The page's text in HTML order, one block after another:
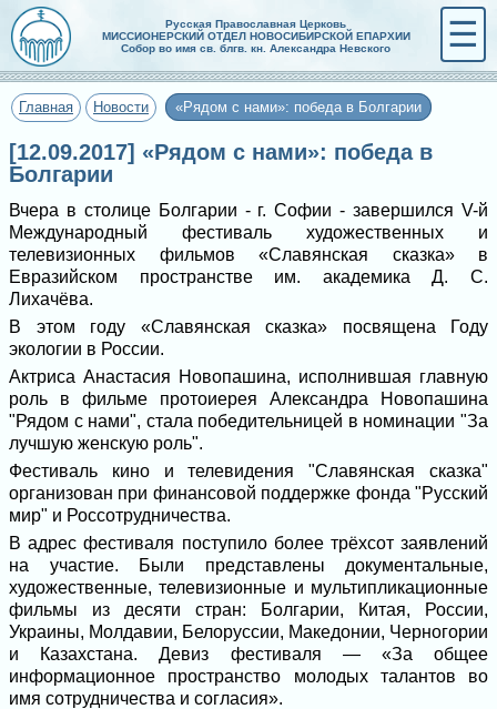
Русская Православная Церковь
МИССИОНЕРСКИЙ ОТДЕЛ НОВОСИБИРСКОЙ ЕПАРХИИ
Собор во имя св. блгв. кн. Александра Невского
☰
Главная Новости «Рядом с нами»: победа в Болгарии
[12.09.2017] «Рядом с нами»: победа в
Болгарии
Вчера в столице Болгарии - г. Софии - завершился V-й
Международный фестиваль художественных и
телевизионных фильмов «Славянская сказка» в
Евразийском пространстве им. академика Д. С.
Лихачёва.
В этом году «Славянская сказка» посвящена Году
экологии в России.
Актриса Анастасия Новопашина, исполнившая главную
роль в фильме протоиерея Александра Новопашина
"Рядом с нами", стала победительницей в номинации "За
лучшую женскую роль".
Фестиваль кино и телевидения "Славянская сказка"
организован при финансовой поддержке фонда "Русский
мир" и Россотрудничества.
В адрес фестиваля поступило более трёхсот заявлений
на участие. Были представлены документальные,
художественные, телевизионные и мультипликационные
фильмы из десяти стран: Болгарии, Китая, России,
Украины, Молдавии, Белоруссии, Македонии, Черногории
и Казахстана. Девиз фестиваля — «За общее
информационное пространство молодых талантов во
имя сотрудничества и согласия».